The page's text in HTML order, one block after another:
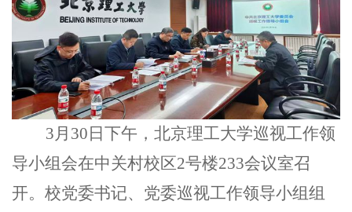
3月30日下午，北京理工大学巡视工作领
导小组会在中关村校区2号楼233会议室召
开。校党委书记、党委巡视工作领导小组组